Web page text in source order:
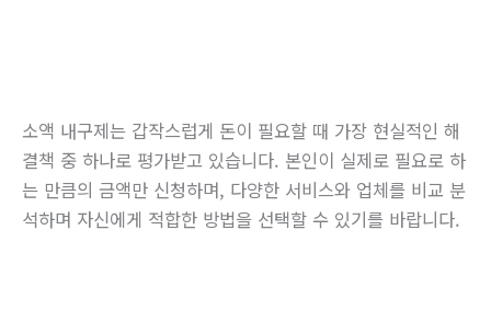
소액 내구제는 갑작스럽게 돈이 필요할 때 가장 현실적인 해
결책 중 하나로 평가받고 있습니다. 본인이 실제로 필요로 하
는 만큼의 금액만 신청하며, 다양한 서비스와 업체를 비교 분
석하며 자신에게 적합한 방법을 선택할 수 있기를 바랍니다.